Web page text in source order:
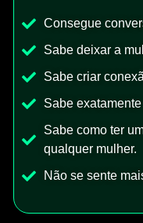
Consegue
Sabe deixar a
Sabe criar
Sabe
Sabe como ter
qualquer mulher.
Não se sente